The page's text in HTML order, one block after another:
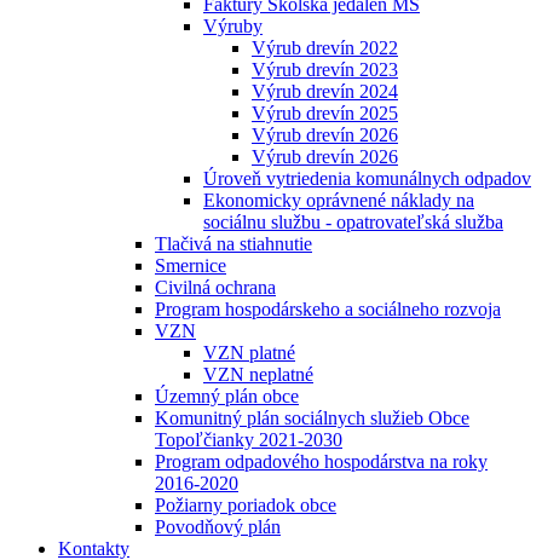
Faktúry Školská jedáleň MŠ
Výruby
Výrub drevín 2022
Výrub drevín 2023
Výrub drevín 2024
Výrub drevín 2025
Výrub drevín 2026
Výrub drevín 2026
Úroveň vytriedenia komunálnych odpadov
Ekonomicky oprávnené náklady na
sociálnu službu - opatrovateľská služba
Tlačivá na stiahnutie
Smernice
Civilná ochrana
Program hospodárskeho a sociálneho rozvoja
VZN
VZN platné
VZN neplatné
Územný plán obce
Komunitný plán sociálnych služieb Obce
Topoľčianky 2021-2030
Program odpadového hospodárstva na roky
2016-2020
Požiarny poriadok obce
Povodňový plán
Kontakty